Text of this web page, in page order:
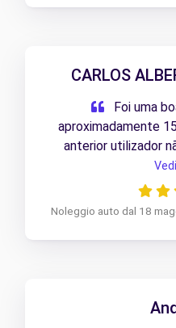
CARLOS
Foi uma
aproximadamente
anterior utilizador
melhores
vezes...
Noleggio auto dal 18